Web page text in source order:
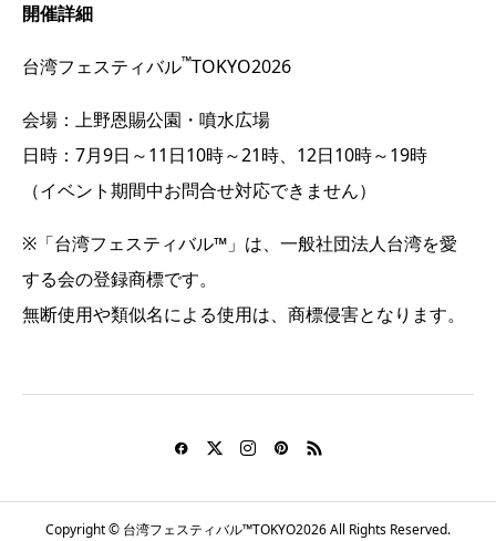
開催詳細
台湾フェスティバル™TOKYO2026
会場：上野恩賜公園・噴水広場
日時：7月9日～11日10時～21時、12日10時～19時
（イベント期間中お問合せ対応できません）
※「台湾フェスティバル™」は、一般社団法人台湾を愛
する会の登録商標です。
無断使用や類似名による使用は、商標侵害となります。
Copyright © 台湾フェスティバル™TOKYO2026 All Rights Reserved.